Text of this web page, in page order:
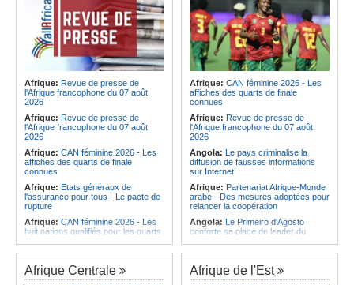
Afrique: Revue de presse de
l'Afrique francophone du 07 août
2026
Afrique: Revue de presse de
l'Afrique francophone du 07 août
2026
Afrique: CAN féminine 2026 - Les
affiches des quarts de finale
connues
Afrique: Etats généraux de
l'assurance pour tous - Le pacte de
rupture
Afrique: CAN féminine 2026 - Les
huit nations qualifiés pour les quarts
Afrique:Comment mieux élever
ses enfants ? Voici les résultats d'un
projet testé dans huit pays africains
Afrique: CAN féminine 2026 - Les
affiches des quarts de finale
connues
Afrique: Revue de presse de
l'Afrique francophone du 07 août
2026
Angola: Le pays criminalise la
diffusion de fausses informations
sur Internet
Afrique: Partenariat Afrique-Monde
arabe - Des mesures adoptées pour
relancer la coopération
Angola: Le Primeiro d'Agosto
conforte sa place de leader du
Angola:Le ministre des
Ressources minérales reconnaît
une pénurie de carburants au pays
Afrique Centrale Afrique de l'Est